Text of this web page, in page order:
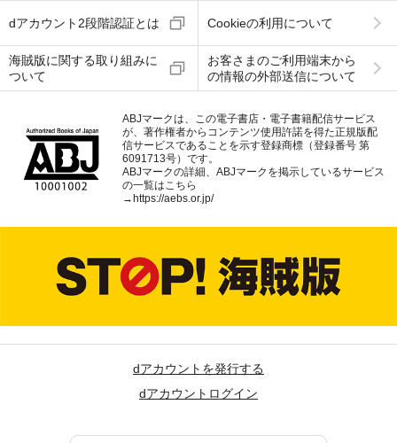
dアカウント2段階認証とは Cookieの利用について
海賊版に関する取り組みに
ついて
お客さまのご利用端末から
の情報の外部送信について
ABJマークは、この電子書店・電子書籍配信サービス
が、著作権者からコンテンツ使用許諾を得た正規版配
信サービスであることを示す登録商標（登録番号 第
6091713号）です。
ABJマークの詳細、ABJマークを掲示しているサービス
の一覧はこちら
→ https://aebs.or.jp/
dアカウントを発行する
dアカウントログイン